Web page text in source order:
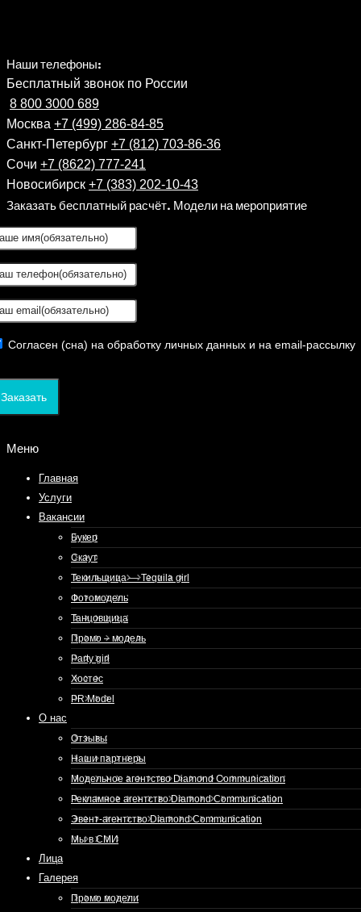
Наши телефоны:
Бесплатный звонок по России
8 800 3000 689
Москва +7 (499) 286-84-85
Санкт-Петербург +7 (812) 703-86-36
Сочи +7 (8622) 777-241
Новосибирск +7 (383) 202-10-43
Заказать бесплатный расчёт. Модели на мероприятие
Согласен (сна) на обработку личных данных и на email-рассылку
Заказать
Меню
Главная
Услуги
Вакансии
Букер
Скаут
Текильщица — Tequila girl
Фотомодель
Танцовщица
Промо – модель
Party girl
Хостес
PR Model
О нас
Отзывы
Наши партнеры
Модельное агентство Diamond Communication
Рекламное агентство Diamond Communication
Эвент-агентство Diamond Communication
Мы в СМИ
Лица
Галерея
Промо модели